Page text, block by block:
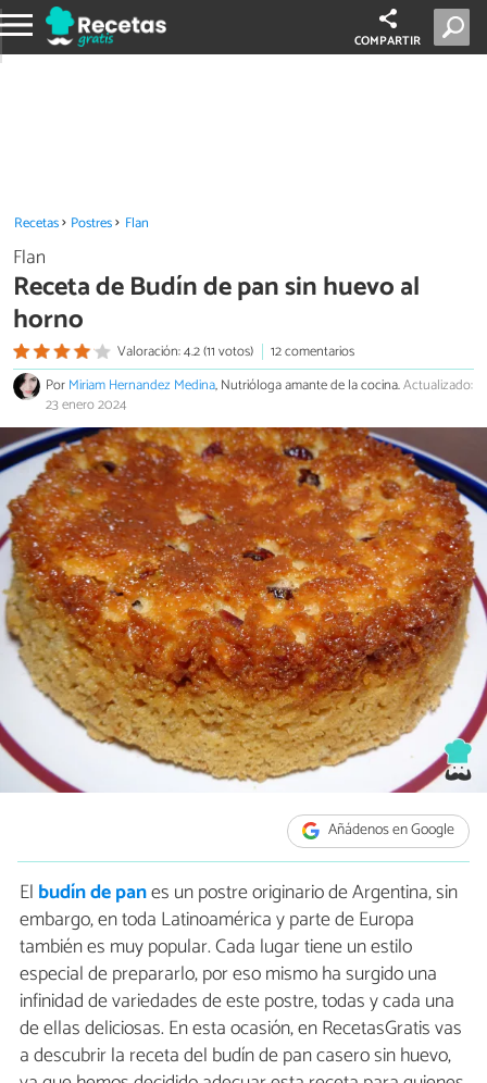
COMPARTIR
Recetas Postres Flan
Flan
Receta de Budín de pan sin huevo al
horno
Valoración: 4.2 (11 votos)
12 comentarios
PorMiriam Hernandez Medina, Nutrióloga amante de la cocina.Actualizado:
23 enero 2024
Añádenos en Google
El budín de panes un postre originario de Argentina, sin
embargo, en toda Latinoamérica y parte de Europa
también es muy popular. Cada lugar tiene un estilo
especial de prepararlo, por eso mismo ha surgido una
infinidad de variedades de este postre, todas y cada una
de ellas deliciosas. En esta ocasión, en RecetasGratis vas
a descubrir la receta del budín de pan casero sin huevo,